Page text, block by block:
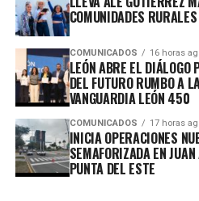
que contribuirá a fortalecer la
municipio.
Los trabajos se desarrollarán
estratégicos:
Movilidad Inteligente y
Desarrollo Social, Equidad e
Ciudad sustentable y
Desarrollo Económico- 14 de
Educación y Cultura- 30 de
Con estas acciones, León
más segura, accesible e
seguridad vial en beneficio de
COMUNIDADES RURALES
COMUNICADOS 16 horas
LEÓN ABRE EL DIÁLOGO
DEL FUTURO RUMBO A
VANGUARDIA LEÓN 450
COMUNICADOS 17 horas
INICIA OPERACIONES
SEMAFORIZADA EN
PUNTA DEL ESTE